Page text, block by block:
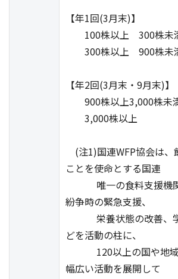
【年1回(3月末)】
100株以上 300株
300株以上 900株
【年2回(3月末・9月末)】
900株以上3,000株
3,000株以上
(注1)国連WFP協会は、
ことを使命とする国連
唯一の食料支援機関
紛争時の緊急支援、
栄養状態の改善、学
どを活動の柱に、
120以上の国や地域
幅広い活動を展開して